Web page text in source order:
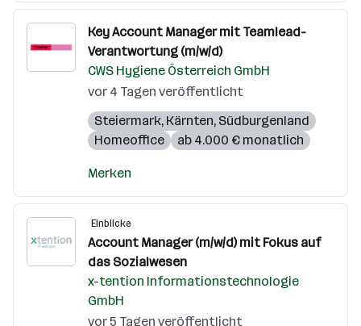
Key Account Manager mit Teamlead-
Verantwortung (m/w/d)
CWS Hygiene Österreich GmbH
vor 4 Tagen veröffentlicht
Steiermark, Kärnten, Südburgenland
Homeoffice
ab 4.000 € monatlich
Merken
Einblicke
Account Manager (m/w/d) mit Fokus auf
das Sozialwesen
x-tention Informationstechnologie
GmbH
vor 5 Tagen veröffentlicht